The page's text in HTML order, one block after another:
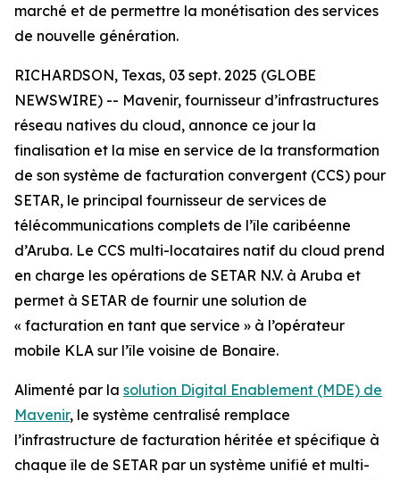
marché et de permettre la monétisation des services
de nouvelle génération.
RICHARDSON, Texas, 03 sept. 2025 (GLOBE
NEWSWIRE) -- Mavenir, fournisseur d’infrastructures
réseau natives du cloud, annonce ce jour la
finalisation et la mise en service de la transformation
de son système de facturation convergent (CCS) pour
SETAR, le principal fournisseur de services de
télécommunications complets de l’île caribéenne
d’Aruba. Le CCS multi-locataires natif du cloud prend
en charge les opérations de SETAR N.V. à Aruba et
permet à SETAR de fournir une solution de
« facturation en tant que service » à l’opérateur
mobile KLA sur l’île voisine de Bonaire.
Alimenté par la solution Digital Enablement (MDE) de
Mavenir, le système centralisé remplace
l’infrastructure de facturation héritée et spécifique à
chaque île de SETAR par un système unifié et multi-